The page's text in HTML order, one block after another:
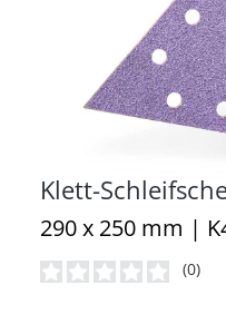
Klett-
290 x 250 mm |
(0)